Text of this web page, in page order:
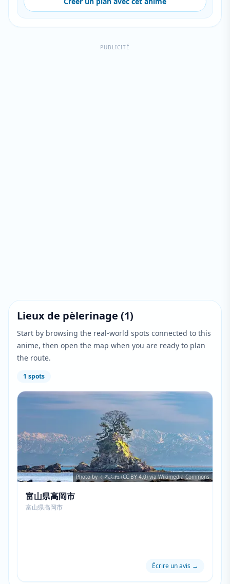
PUBLICITÉ
Lieux de pèlerinage (1)
Start by browsing the real-world spots connected to this
anime, then open the map when you are ready to plan
the route.
1 spots
Photo by くろふね (CC BY 4.0) via Wikimedia Commons
富山県高岡市
富山県高岡市
Écrire un avis →